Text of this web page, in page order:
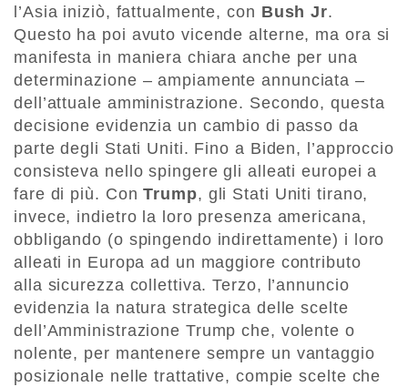
l’Asia iniziò, fattualmente, con Bush Jr.
Questo ha poi avuto vicende alterne, ma ora si
manifesta in maniera chiara anche per una
determinazione – ampiamente annunciata –
dell’attuale amministrazione. Secondo, questa
decisione evidenzia un cambio di passo da
parte degli Stati Uniti. Fino a Biden, l’approccio
consisteva nello spingere gli alleati europei a
fare di più. ConTrump, gli Stati Uniti tirano,
invece, indietro la loro presenza americana,
obbligando (o spingendo indirettamente) i loro
alleati in Europa ad un maggiore contributo
alla sicurezza collettiva. Terzo, l’annuncio
evidenzia la natura strategica delle scelte
dell’Amministrazione Trump che, volente o
nolente, per mantenere sempre un vantaggio
posizionale nelle trattative, compie scelte che